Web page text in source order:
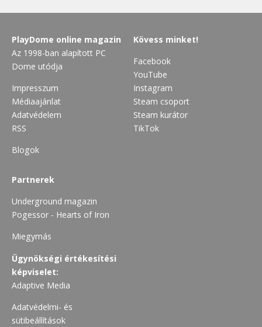
PlayDome online magazin
Az 1998-ban alapított PC
Dome utódja
Impresszum
Médiaajánlat
Adatvédelem
RSS
Blogok
Kövess minket!
Facebook
YouTube
Instagram
Steam csoport
Steam kurátor
TikTok
Partnerek
Underground magazin
Pogessor - Hearts of Iron
Miegymás
Ügynökségi értékesítési
képviselet:
Adaptive Media
Adatvédelmi- és
sütibeállítások